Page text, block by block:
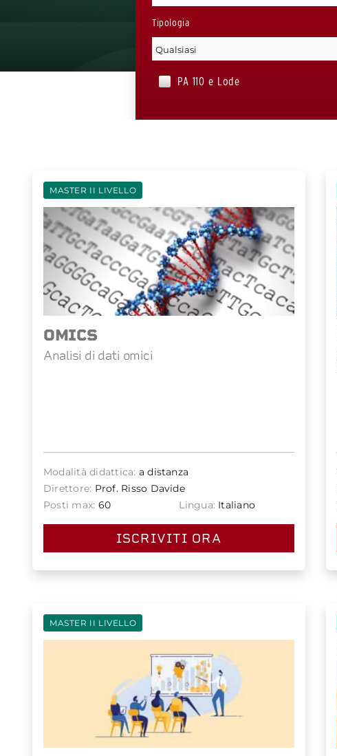
Tipologia
PA 110 e Lode
MASTER II LIVELLO
OMICS
Analisi di dati omici
Modalità didattica: a distanza
Direttore: Prof. Risso Davide
Posti max: 60 Lingua: Italiano
ISCRIVITI ORA
MASTER II LIVELLO